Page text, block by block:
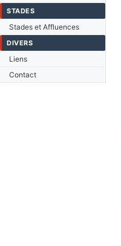
STADES
Stades et Affluences
DIVERS
Liens
Contact